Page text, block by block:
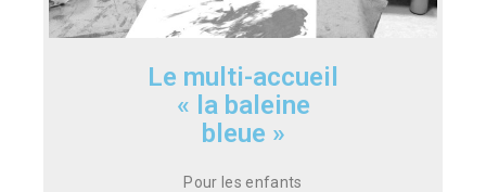
Le multi-accueil
« la baleine
bleue »
Pour les enfants